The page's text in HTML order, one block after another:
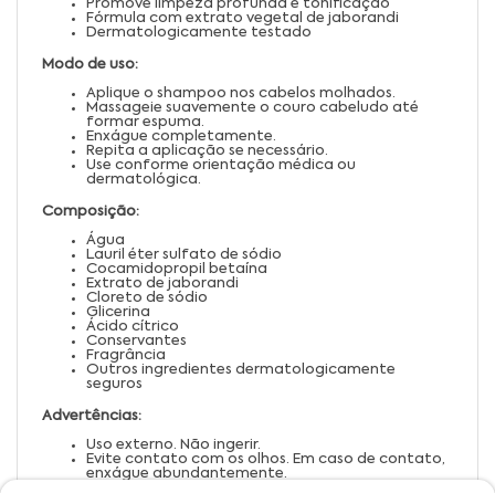
Promove limpeza profunda e tonificação
Fórmula com extrato vegetal de jaborandi
Dermatologicamente testado
Modo de uso:
Aplique o shampoo nos cabelos molhados.
Massageie suavemente o couro cabeludo até
formar espuma.
Enxágue completamente.
Repita a aplicação se necessário.
Use conforme orientação médica ou
dermatológica.
Composição:
Água
Lauril éter sulfato de sódio
Cocamidopropil betaína
Extrato de jaborandi
Cloreto de sódio
Glicerina
Ácido cítrico
Conservantes
Fragrância
Outros ingredientes dermatologicamente
seguros
Advertências:
Uso externo. Não ingerir.
Evite contato com os olhos. Em caso de contato,
enxágue abundantemente.